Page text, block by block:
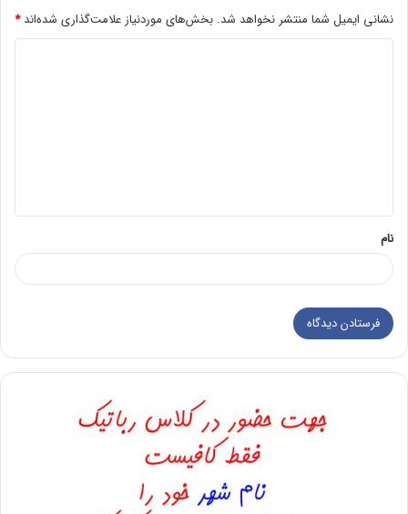
نشانی ایمیل شما منتشر نخواهد شد. بخش‌های موردنیاز علامت‌گذاری شده‌اند*
*
نام